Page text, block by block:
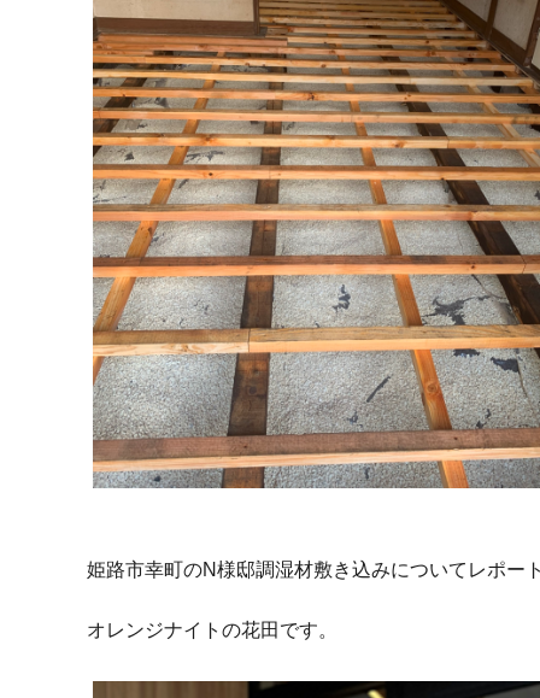
姫路市幸町のN様邸調湿材敷き込みについてレポー
オレンジナイトの花田です。